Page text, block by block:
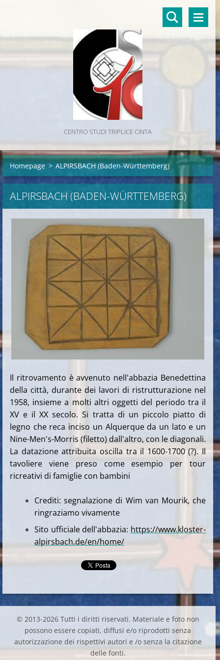
CENTRO STUDI TRIPLICE CINTA
Homepage > ALPIRSBACH (Baden-Württemberg)
ALPIRSBACH (BADEN-WÜRTTEMBERG)
Il ritrovamento è avvenuto nell'abbazia Benedettina
della città, durante dei lavori di ristrutturazione nel
1958, insieme a molti altri oggetti del periodo tra il
XV e il XX secolo. Si tratta di un piccolo piatto di
legno che reca inciso un Alquerque da un lato e un
Nine-Men's-Morris (filetto) dall'altro, con le diagonali.
La datazione attribuita oscilla tra il 1600-1700 (?). Il
tavoliere viene preso come esempio per tour
ricreativi di famiglie con bambini
Crediti: segnalazione di Wim van Mourik, che
ringraziamo vivamente
Sito ufficiale dell'abbazia: https://www.kloster-
alpirsbach.de/en/home/
© 2013-2026 Tutti i diritti riservati. Materiale e foto non
possono essere copiati, diffusi e/o riprodotti senza
autorizzazione dei rispettivi autori e /o senza la citazione
delle fonti.